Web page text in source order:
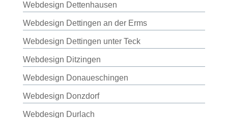
Webdesign Dettenhausen
Webdesign Dettingen an der Erms
Webdesign Dettingen unter Teck
Webdesign Ditzingen
Webdesign Donaueschingen
Webdesign Donzdorf
Webdesign Durlach